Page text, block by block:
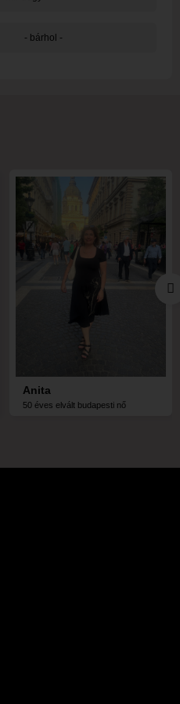
- bárhol -
Anita
50 éves elvált budapesti nő